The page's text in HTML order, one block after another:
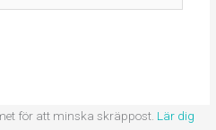
för att minska skräppost. Lär dig